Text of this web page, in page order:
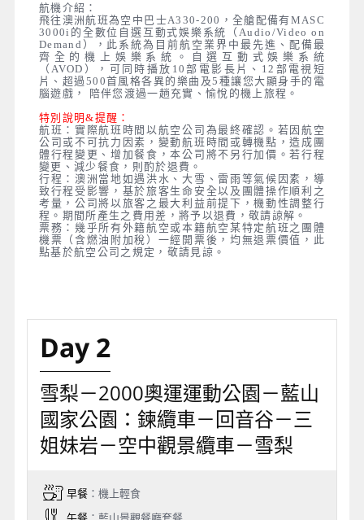
航機介紹：
飛往澳洲航班為空中巴士A330-200，全艙配備有MASC
3000i的全數位自選互動式娛樂系統（Audio/Video on
Demand），此系統為目前航空業界中最先進、配備最
齊全的機上娛樂系統。自選互動式娛樂系統
（AVOD），可同時播放10部電影長片、12部電視短
片、超過500首風格各異的樂曲及5種讓您大顯身手的電
腦遊戲， 陪伴您渡過一趟充實、愉悅的機上旅程。
特別說明&提醒：
航班：實際航班時間以航空公司為最終確認。若因航空
公司或不可抗力因素，變動航班時間或轉機點，造成團
體行程變更、增加餐食，本公司將不另行加價。若行程
變更、減少餐食，則酌於退費。
行程：澳洲當地如遇洪水、大雪、雷雨等氣候因素，導
致行程受影響，基於旅客生命安全以及團體操作順利之
考量，公司將以旅客之最大利益前提下，機動性調整行
程。期間所產生之費用差，將予以退費，敬請諒解。
票務：幾乎所有外籍航空或本籍航空某特定航班之團體
機票（含燃油附加稅）一經開票後，均無退票價值，此
點基於航空公司之規定，敬請見諒。
Day 2
雪梨－2000奧運運動公園－藍山
國家公園：鍊纜車－回音谷－三
姐妹岩－空中觀景纜車－雪梨
早餐：機上輕食